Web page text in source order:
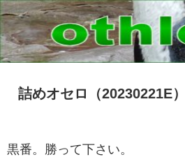
詰めオセロ（20230221E）
黒番。勝って下さい。